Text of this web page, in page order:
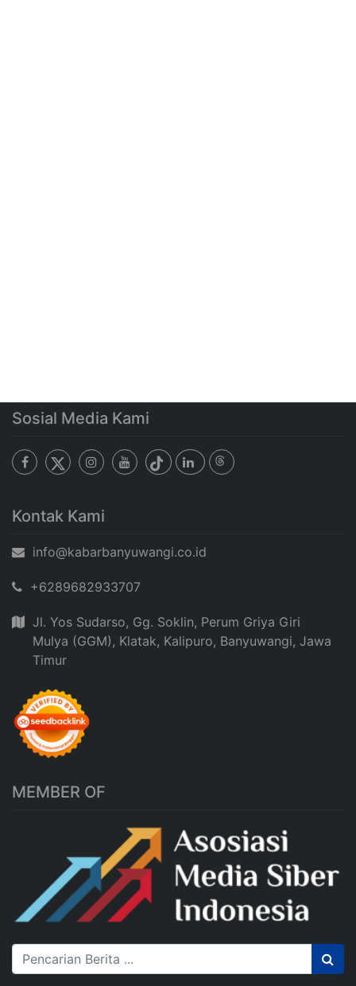
Sosial Media Kami
Kontak Kami
info@kabarbanyuwangi.co.id
+6289682933707
Jl. Yos Sudarso, Gg. Soklin, Perum Griya Giri
Mulya (GGM), Klatak, Kalipuro, Banyuwangi, Jawa
Timur
MEMBER OF